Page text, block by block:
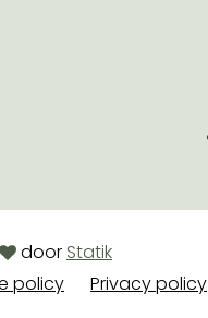
lovedoor Statik
policy Privacy policy